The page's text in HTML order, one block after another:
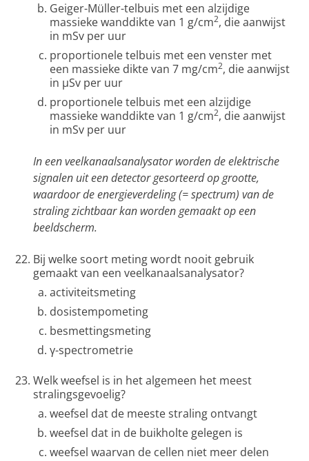
Geiger-Müller-telbuis met een alzijdige
massieke wanddikte van 1 g/cm2, die aanwijst
in mSv per uur
proportionele telbuis met een venster met
een massieke dikte van 7 mg/cm2, die aanwijst
in µSv per uur
proportionele telbuis met een alzijdige
massieke wanddikte van 1 g/cm2, die aanwijst
in mSv per uur
In een veelkanaalsanalysator worden de elektrische
signalen uit een detector gesorteerd op grootte,
waardoor de energieverdeling (= spectrum) van de
straling zichtbaar kan worden gemaakt op een
beeldscherm.
Bij welke soort meting wordt nooit gebruik
gemaakt van een veelkanaalsanalysator?
activiteitsmeting
dosistempometing
besmettingsmeting
γ-spectrometrie
Welk weefsel is in het algemeen het meest
stralingsgevoelig?
weefsel dat de meeste straling ontvangt
weefsel dat in de buikholte gelegen is
weefsel waarvan de cellen niet meer delen